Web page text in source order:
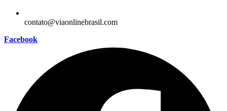
contato@viaonlinebrasil.com
Facebook